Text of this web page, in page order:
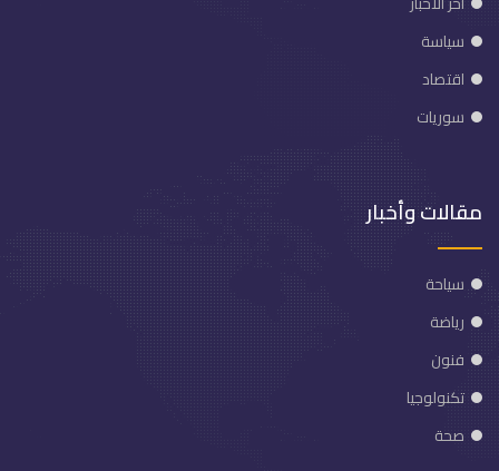
سياسة
اقتصاد
سوريات
مقالات وأخبار
سياحة
رياضة
فنون
تكنولوجيا
صحة